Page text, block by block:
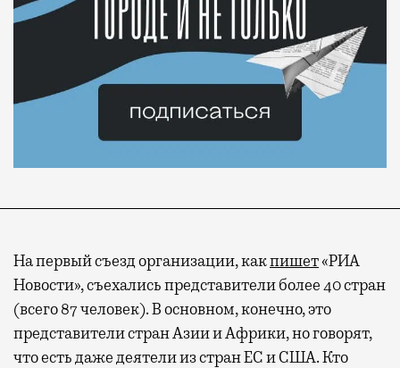
На первый съезд организации, какпишет«РИА
Новости», съехались представители более 40 стран
(всего 87 человек). В основном, конечно, это
представители стран Азии и Африки, но говорят,
что есть даже деятели из стран ЕС и США. Кто